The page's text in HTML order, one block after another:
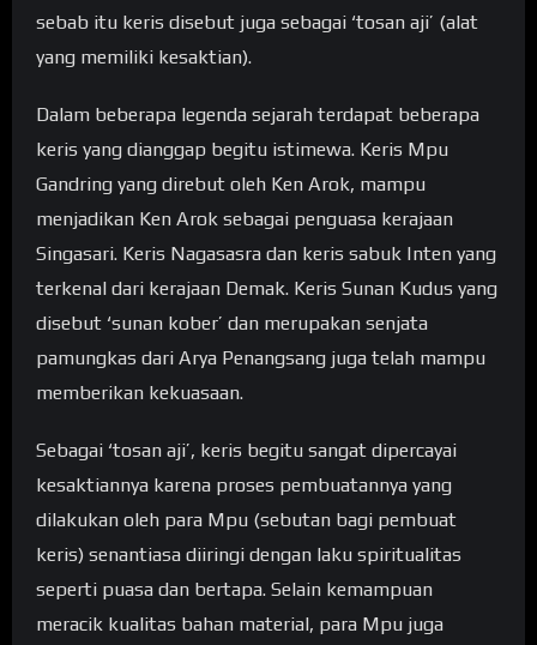
sebab itu keris disebut juga sebagai ‘tosan aji’ (alat
yang memiliki kesaktian).
Dalam beberapa legenda sejarah terdapat beberapa
keris yang dianggap begitu istimewa. Keris Mpu
Gandring yang direbut oleh Ken Arok, mampu
menjadikan Ken Arok sebagai penguasa kerajaan
Singasari. Keris Nagasasra dan keris sabuk Inten yang
terkenal dari kerajaan Demak. Keris Sunan Kudus yang
disebut ‘sunan kober’ dan merupakan senjata
pamungkas dari Arya Penangsang juga telah mampu
memberikan kekuasaan.
Sebagai ‘tosan aji’, keris begitu sangat dipercayai
kesaktiannya karena proses pembuatannya yang
dilakukan oleh para Mpu (sebutan bagi pembuat
keris) senantiasa diiringi dengan laku spiritualitas
seperti puasa dan bertapa. Selain kemampuan
meracik kualitas bahan material, para Mpu juga